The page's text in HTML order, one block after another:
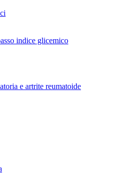
indice glicemico
e artrite reumatoide